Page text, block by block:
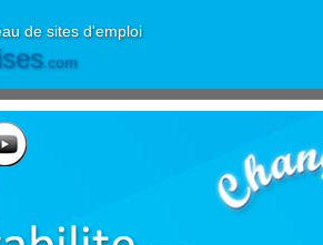
de sites d'emploi
.com